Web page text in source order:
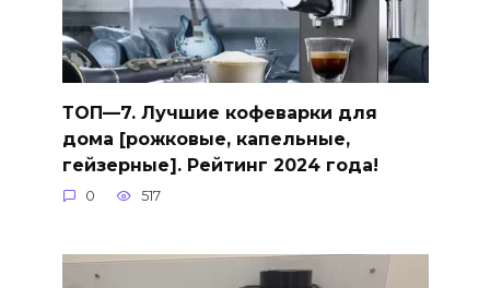
ТОП—7. Лучшие кофеварки для
дома [рожковые, капельные,
гейзерные]. Рейтинг 2024 года!
0 517